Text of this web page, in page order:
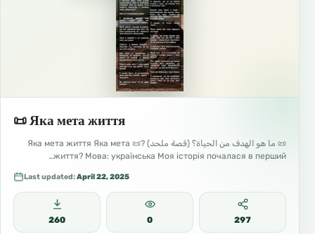
📜 Яка мета життя
📜 ما هو الهدف من الحياة؟ (قصة ملحد) ?📜 Яка мета життя Яка мета
життя? Мова: українська Моя історія почалася в перший…
Last updated:April 22, 2025
260 0 297